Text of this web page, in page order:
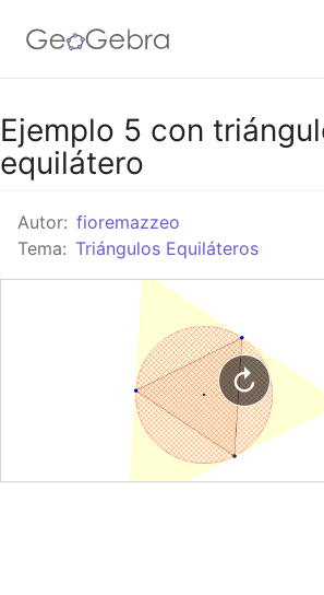
Google Classroom
Abrir sesión
Ejemplo 5 con
equilátero
Autor: fioremazzeo
Tema: Triángulos Equiláteros